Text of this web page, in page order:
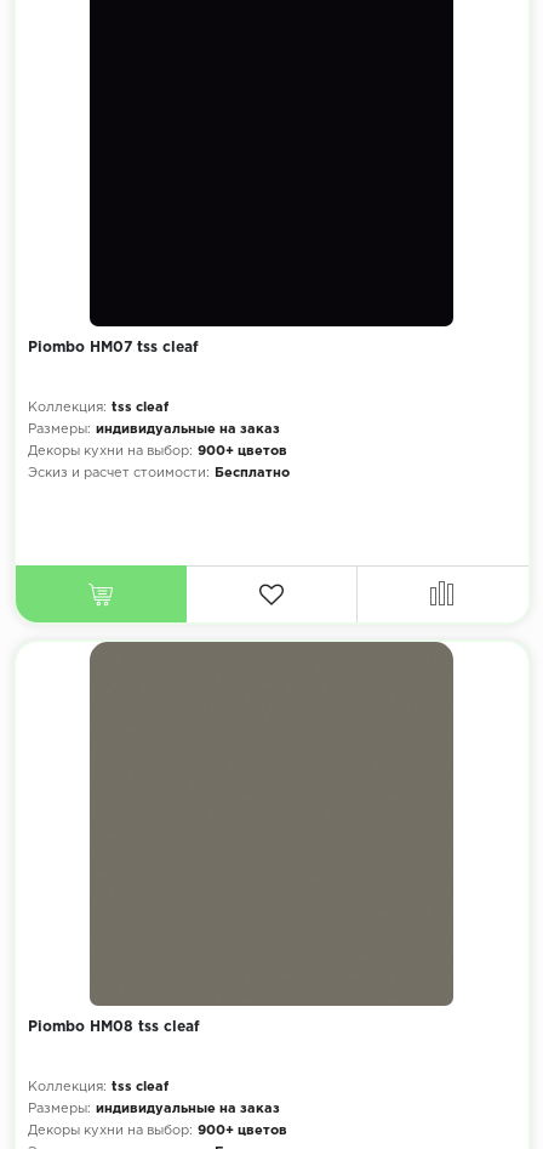
Piombo HM07 tss cleaf
Коллекция: tss cleaf
Размеры: индивидуальные на заказ
Декоры кухни на выбор: 900+ цветов
Эскиз и расчет стоимости:
Бесплатно
Piombo HM08 tss cleaf
Коллекция: tss cleaf
Размеры: индивидуальные на заказ
Декоры кухни на выбор: 900+ цветов